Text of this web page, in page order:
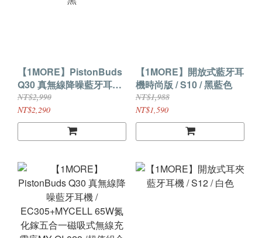
【1MORE】PistonBuds
Q30 真無線降噪藍牙耳機 /
EC305 / 曜岩黑
NT$2,990
NT$2,290
【1MORE】開放式藍牙耳
機時尚版 / S10 / 黑藍色
NT$1,988
NT$1,590